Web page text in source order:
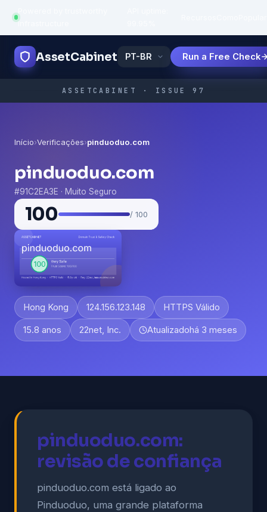
infrastructure
AssetCabinet Run a Free Check
ASSETCABINET · ISSUE 97
Início›Verificações›pinduoduo.com
pinduoduo.com
#91C2EA3E · Muito Seguro
100 / 100
Hong Kong 124.156.123.148 HTTPS Válido
15.8 anos 22net, Inc. Atualizadohá 3 meses
pinduoduo.com:
revisão de confiança
pinduoduo.com está ligado ao
Pinduoduo, uma grande plataforma